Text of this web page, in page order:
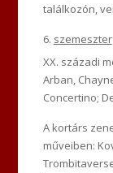
találkozón,
szemeszter
XX. századi
Arban,
Concertino;
A kortárs
műveiben: